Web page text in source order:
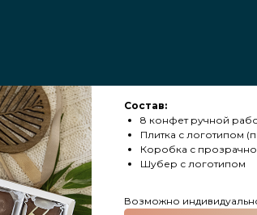
Состав:
8 конфет ручной
Плитка с логотипом
Коробка с
Шубер с логотипом
Возможно